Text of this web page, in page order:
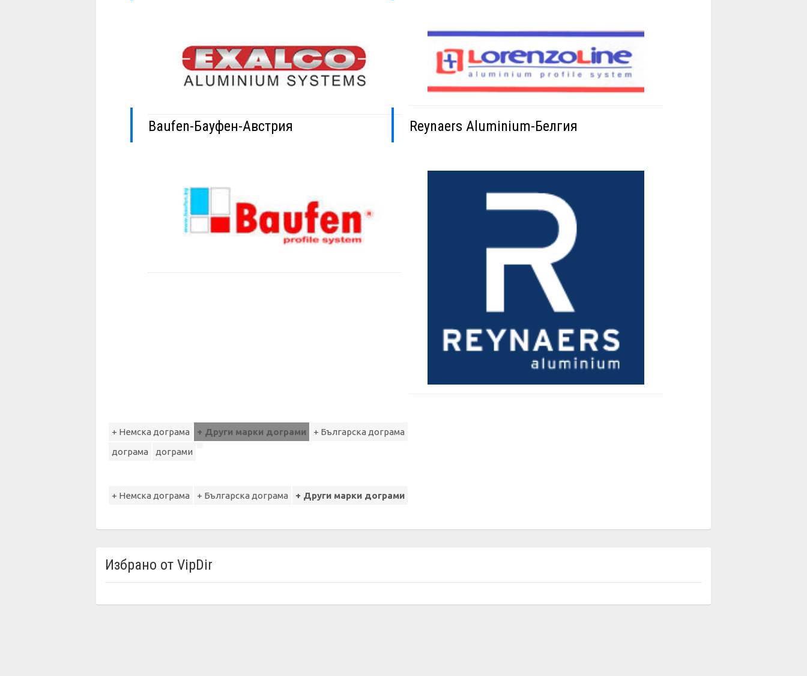
Baufen-Бауфен-Австрия Reynaers Aluminium-Белгия
+ Немска дограма + Други марки дограми
+ Българска дограма
дограма
дограми
+ Немска дограма + Българска дограма + Други марки дограми
Избрано от VipDir